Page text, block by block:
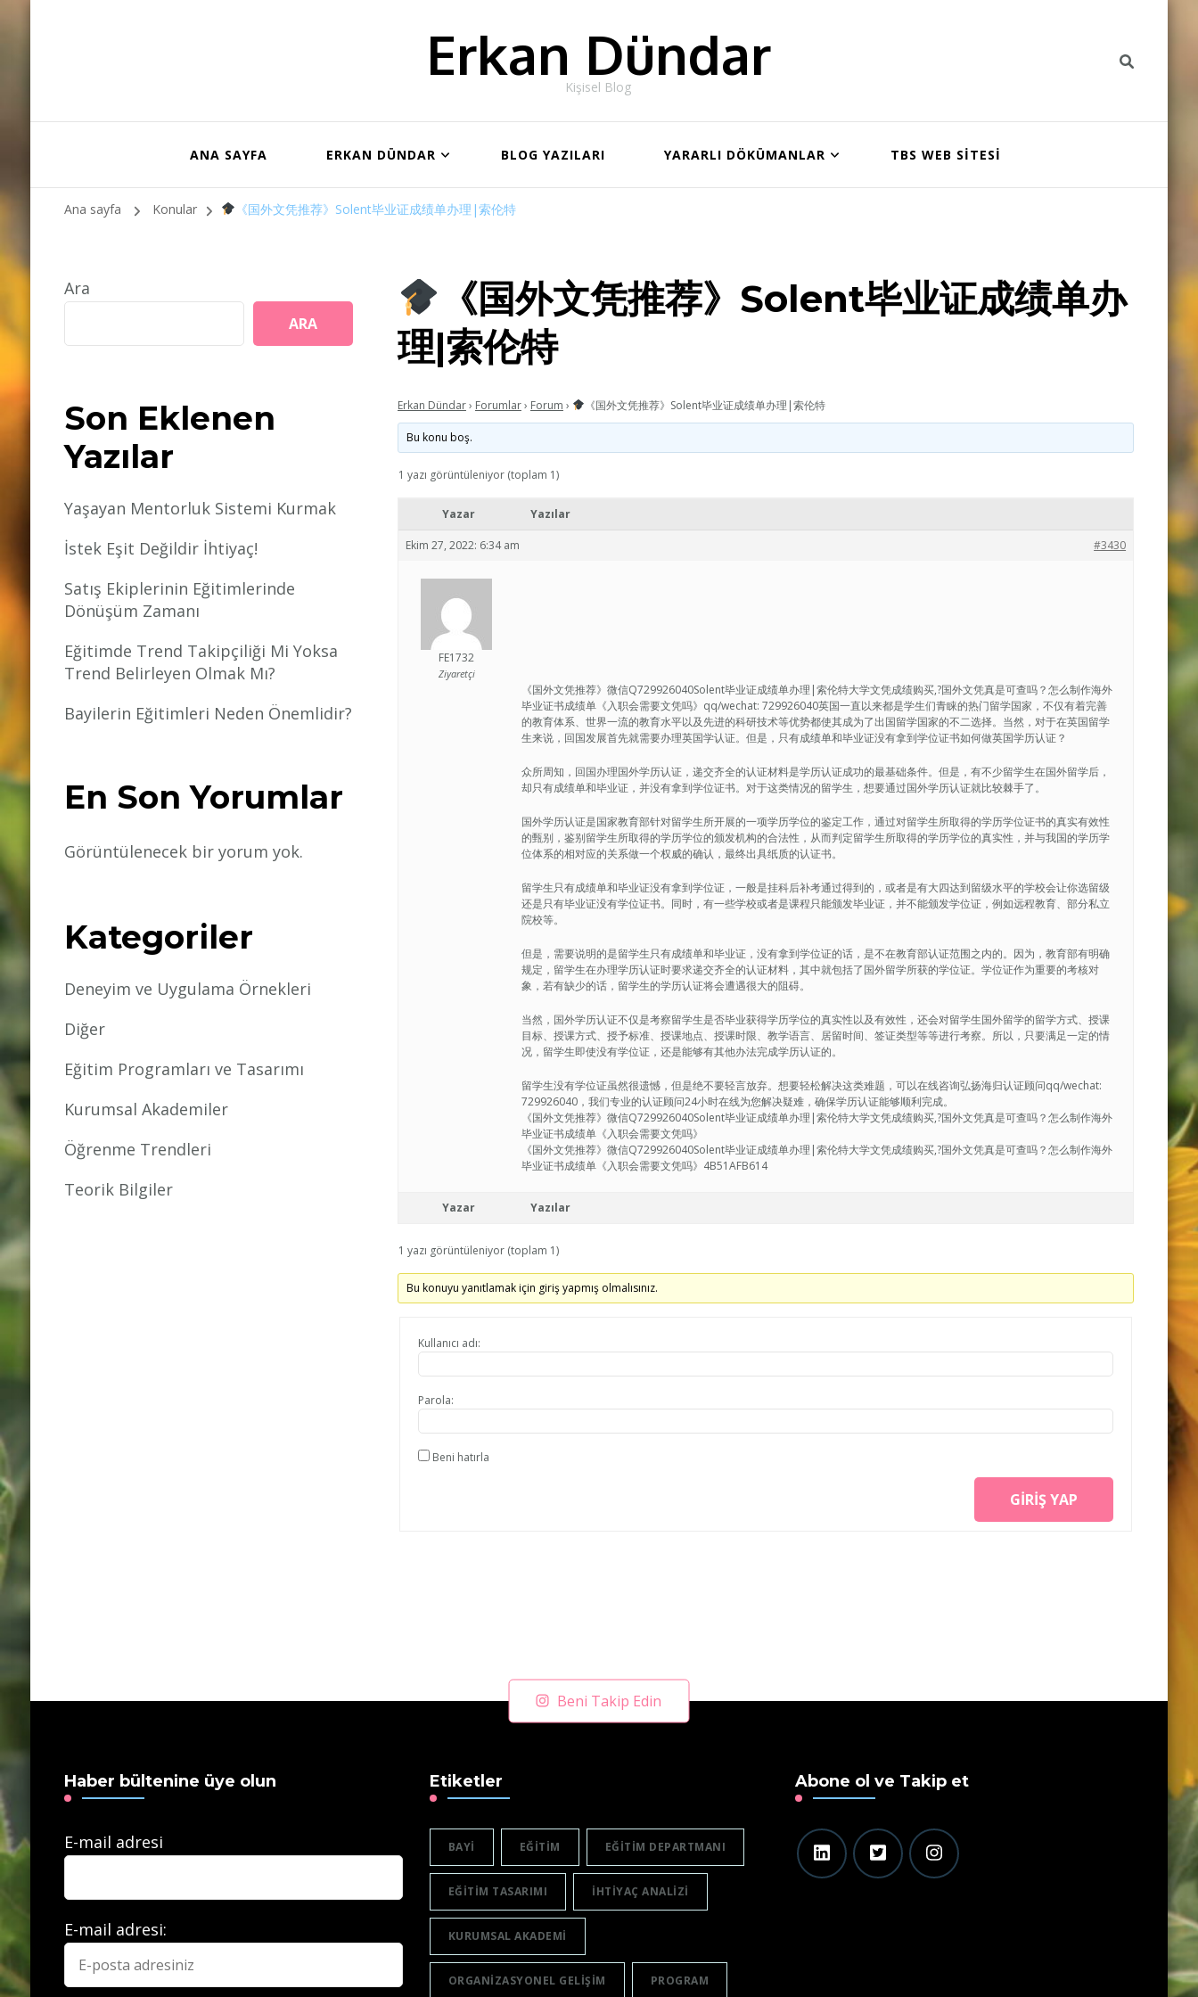
Erkan Dündar
Kişisel Blog
ANA SAYFA ERKAN DÜNDAR BLOG YAZILARI YARARLI DÖKÜMANLAR TBS WEB SİTESİ
Ana sayfa Konular 《国外文凭推荐》Solent毕业证成绩单办理|索伦特
《国外文凭推荐》Solent毕业证成绩单办
理|索伦特
Erkan Dündar› Forumlar› Forum › 《国外文凭推荐》Solent毕业证成绩单办理|索伦特
Bu konu boş.
1 yazı görüntüleniyor (toplam 1)
Yazar Yazılar
Ekim 27, 2022: 6:34 am #3430
FE1732
Ziyaretçi
《国外文凭推荐》微信Q729926040Solent毕业证成绩单办理|索伦特大学文凭成绩购买,?国外文凭真是可查吗？怎么制作海外
毕业证书成绩单《入职会需要文凭吗》qq/wechat: 729926040英国一直以来都是学生们青睐的热门留学国家，不仅有着完善
的教育体系、世界一流的教育水平以及先进的科研技术等优势都使其成为了出国留学国家的不二选择。当然，对于在英国留学
生来说，回国发展首先就需要办理英国学认证。但是，只有成绩单和毕业证没有拿到学位证书如何做英国学历认证？
众所周知，回国办理国外学历认证，递交齐全的认证材料是学历认证成功的最基础条件。但是，有不少留学生在国外留学后，
却只有成绩单和毕业证，并没有拿到学位证书。对于这类情况的留学生，想要通过国外学历认证就比较棘手了。
国外学历认证是国家教育部针对留学生所开展的一项学历学位的鉴定工作，通过对留学生所取得的学历学位证书的真实有效性
的甄别，鉴别留学生所取得的学历学位的颁发机构的合法性，从而判定留学生所取得的学历学位的真实性，并与我国的学历学
位体系的相对应的关系做一个权威的确认，最终出具纸质的认证书。
留学生只有成绩单和毕业证没有拿到学位证，一般是挂科后补考通过得到的，或者是有大四达到留级水平的学校会让你选留级
还是只有毕业证没有学位证书。同时，有一些学校或者是课程只能颁发毕业证，并不能颁发学位证，例如远程教育、部分私立
院校等。
但是，需要说明的是留学生只有成绩单和毕业证，没有拿到学位证的话，是不在教育部认证范围之内的。因为，教育部有明确
规定，留学生在办理学历认证时要求递交齐全的认证材料，其中就包括了国外留学所获的学位证。学位证作为重要的考核对
象，若有缺少的话，留学生的学历认证将会遭遇很大的阻碍。
当然，国外学历认证不仅是考察留学生是否毕业获得学历学位的真实性以及有效性，还会对留学生国外留学的留学方式、授课
目标、授课方式、授予标准、授课地点、授课时限、教学语言、居留时间、签证类型等等进行考察。所以，只要满足一定的情
况，留学生即使没有学位证，还是能够有其他办法完成学历认证的。
留学生没有学位证虽然很遗憾，但是绝不要轻言放弃。想要轻松解决这类难题，可以在线咨询弘扬海归认证顾问qq/wechat:
729926040，我们专业的认证顾问24小时在线为您解决疑难，确保学历认证能够顺利完成。
《国外文凭推荐》微信Q729926040Solent毕业证成绩单办理|索伦特大学文凭成绩购买,?国外文凭真是可查吗？怎么制作海外
毕业证书成绩单《入职会需要文凭吗》
《国外文凭推荐》微信Q729926040Solent毕业证成绩单办理|索伦特大学文凭成绩购买,?国外文凭真是可查吗？怎么制作海外
毕业证书成绩单《入职会需要文凭吗》4B51AFB614
Yazar Yazılar
1 yazı görüntüleniyor (toplam 1)
Bu konuyu yanıtlamak için giriş yapmış olmalısınız.
Kullanıcı adı:
Parola:
Beni hatırla
GIRIŞ YAP
Ara
ARA
Son Eklenen
Yazılar
Yaşayan Mentorluk Sistemi Kurmak
İstek Eşit Değildir İhtiyaç!
Satış Ekiplerinin Eğitimlerinde
Dönüşüm Zamanı
Eğitimde Trend Takipçiliği Mi Yoksa
Trend Belirleyen Olmak Mı?
Bayilerin Eğitimleri Neden Önemlidir?
En Son Yorumlar
Görüntülenecek bir yorum yok.
Kategoriler
Deneyim ve Uygulama Örnekleri
Diğer
Eğitim Programları ve Tasarımı
Kurumsal Akademiler
Öğrenme Trendleri
Teorik Bilgiler
Beni Takip Edin
Haber bültenine üye olun
E-mail adresi
E-mail adresi:
Etiketler
BAYI EĞITIM EĞITIM DEPARTMANI
EĞITIM TASARIMI IHTIYAÇ ANALIZI
KURUMSAL AKADEMI
ORGANIZASYONEL GELIŞIM PROGRAM
Abone ol ve Takip et